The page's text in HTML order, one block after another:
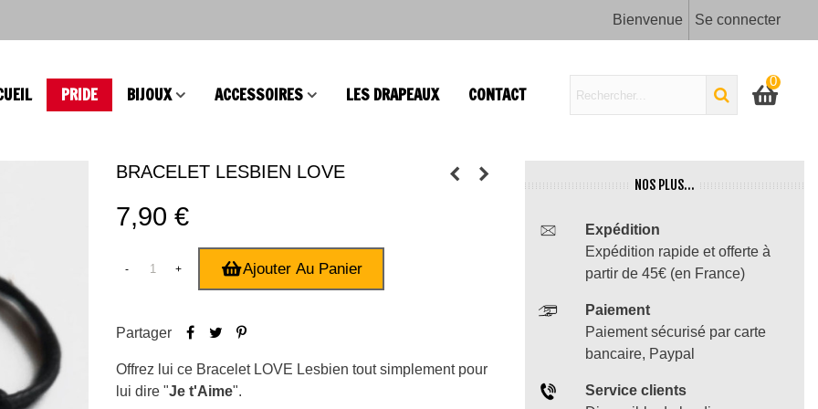
Bienvenue Se connecter
PRIDE BIJOUX ACCESSOIRES LES DRAPEAUX CONTACT
0
BRACELET LESBIEN LOVE
7,90 €
- + Ajouter Au Panier
Partager
Offrez lui ce Bracelet LOVE Lesbien tout simplement pour
lui dire "Je t'Aime".
NOS PLUS...
Expédition
Expédition rapide et offerte à
partir de 45€ (en France)
Paiement
Paiement sécurisé par carte
bancaire, Paypal
Service clients